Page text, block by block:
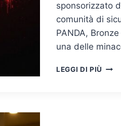
sponsorizzato
comunità di
PANDA,
una delle
LEGGI DI PIÙ